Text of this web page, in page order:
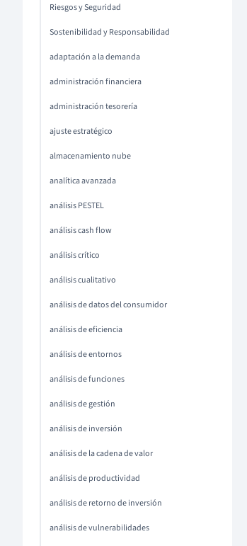
Riesgos y Seguridad
Sostenibilidad y Responsabilidad
adaptación a la demanda
administración financiera
administración tesorería
ajuste estratégico
almacenamiento nube
analítica avanzada
análisis PESTEL
análisis cash flow
análisis crítico
análisis cualitativo
análisis de datos del consumidor
análisis de eficiencia
análisis de entornos
análisis de funciones
análisis de gestión
análisis de inversión
análisis de la cadena de valor
análisis de productividad
análisis de retorno de inversión
análisis de vulnerabilidades